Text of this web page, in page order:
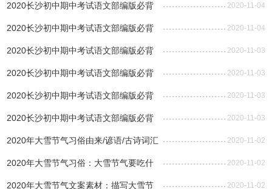
古诗词赏析汇总(三)
2020长沙初中期中考试语文部编版必背
古诗词赏析：茅屋为秋风所破歌
2020-11-04
2020长沙初中期中考试语文部编版必背
古诗词赏析：行路难
2020-11-04
2020长沙初中期中考试语文部编版必背
古诗词赏析：饮酒
2020-11-03
2020长沙初中期中考试语文部编版必背
古诗词赏析：山坡羊·潼关怀古
2020-11-03
2020长沙初中期中考试语文部编版必背
古诗词赏析：水调歌头·明月几时有
2020-11-03
2020长沙初中期中考试语文部编版必背
古诗词赏析：过零丁洋
2020-11-03
2020年大雪节气习俗由来/谚语/古诗词汇
总
2020-11-02
2020年大雪节气习俗：大雪节气要吃什
么?
2020-11-02
2020年大雪节气文案素材：描写大雪节 2020-11-02